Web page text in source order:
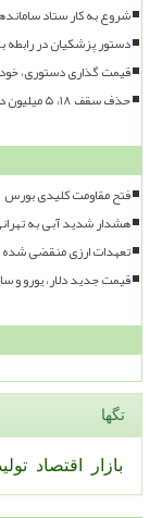
شروع به کار ستاد
دستور پزشکیان در رابطه با طلب ۴ میلیارد یورویی تامین
قیمت گذاری دستوری،
حذف سقف ۱۸، ۵ میلیون دلاری استانی برای واردات کالاهای اساسی از مرزها
فتح مقاومت کلیدی بورس
هشدار شدید آبی به
تعهدات ارزی منقضی شده
قیمت جدید دلار، یورو و سایر ارزها
تگها
بازار اقتصاد